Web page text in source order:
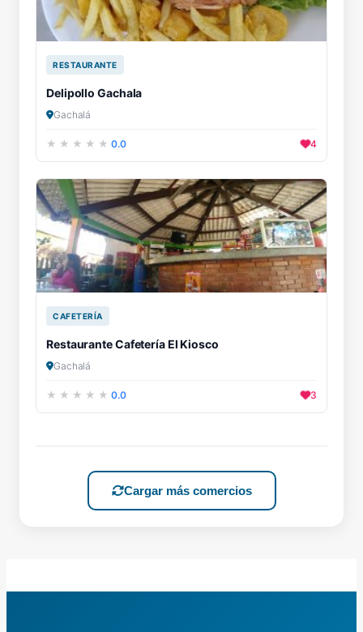
RESTAURANTE
Delipollo Gachala
Gachalá
0.0 4
CAFETERÍA
Restaurante Cafetería El Kiosco
Gachalá
0.0 3
Cargar más comercios